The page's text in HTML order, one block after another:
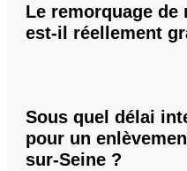
Le remorquage de
est-il réellement
Sous quel délai
pour un
sur-Seine ?